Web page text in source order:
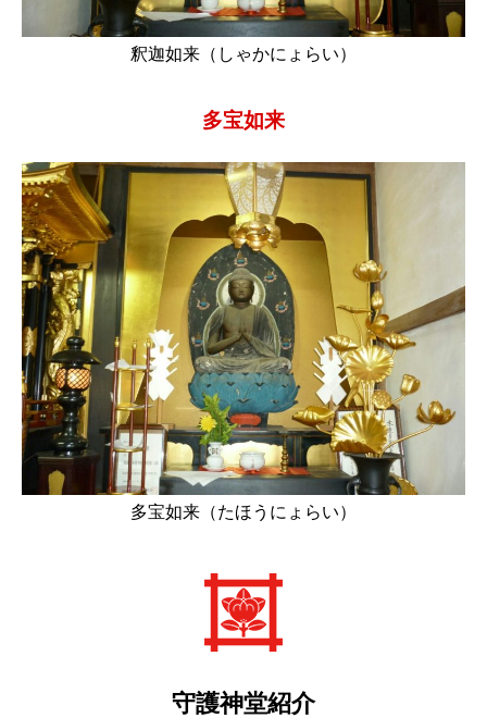
釈迦如来（しゃかにょらい）
多宝如来
多宝如来（たほうにょらい）
守護神堂紹介